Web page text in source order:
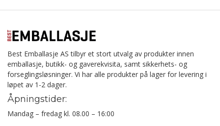
Best Emballasje AS tilbyr et stort utvalg av produkter innen
emballasje, butikk- og gaverekvisita, samt sikkerhets- og
forseglingsløsninger. Vi har alle produkter på lager for levering i
løpet av 1-2 dager.
Åpningstider:
Mandag – fredag kl. 08.00 – 16:00